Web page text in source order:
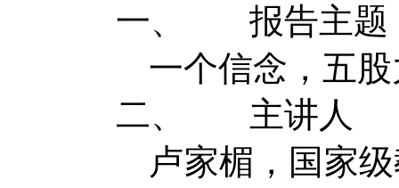
一、 报告主题
一个信念，五
二、 主讲人
卢家楣，国家